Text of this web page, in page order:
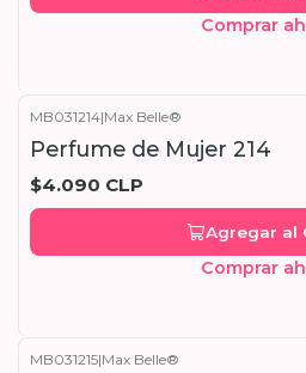
Comprar
MB031214|Max Belle®
Perfume de Mujer 214
$4.090 CLP
Agregar al
Comprar
MB031215|Max Belle®